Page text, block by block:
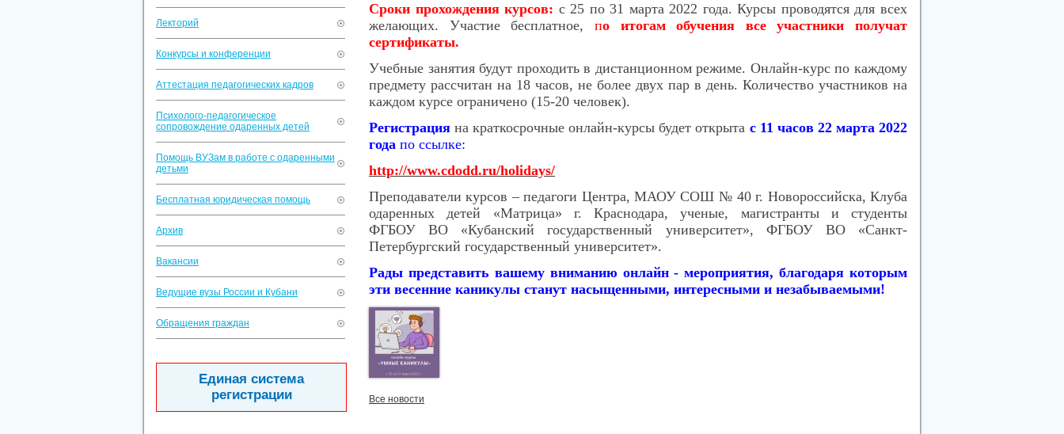
Лекторий
Конкурсы и конференции
Аттестация педагогических кадров
Психолого-педагогическое
сопровождение одаренных детей
Помощь ВУЗам в работе с одаренными
детьми
Бесплатная юридическая помощь
Архив
Вакансии
Ведущие вузы России и Кубани
Обращения граждан
Единая система
регистрации
Сроки прохождения курсов: с 25 по 31 марта 2022 года. Курсы проводятся для всех
желающих. Участие бесплатное, по итогам обучения все участники получат
сертификаты.
Учебные занятия будут проходить в дистанционном режиме. Онлайн-курс по каждому
предмету рассчитан на 18 часов, не более двух пар в день. Количество участников на
каждом курсе ограничено (15-20 человек).
Регистрация на краткосрочные онлайн-курсы будет открыта с 11 часов 22 марта 2022
года по ссылке:
http://www.cdodd.ru/holidays/
Преподаватели курсов – педагоги Центра, МАОУ СОШ № 40 г. Новороссийска, Клуба
одаренных детей «Матрица» г. Краснодара, ученые, магистранты и студенты
ФГБОУ ВО «Кубанский государственный университет», ФГБОУ ВО «Санкт-
Петербургский государственный университет».
Рады представить вашему вниманию онлайн - мероприятия, благодаря которым
эти весенние каникулы станут насыщенными, интересными и незабываемыми!
Все новости